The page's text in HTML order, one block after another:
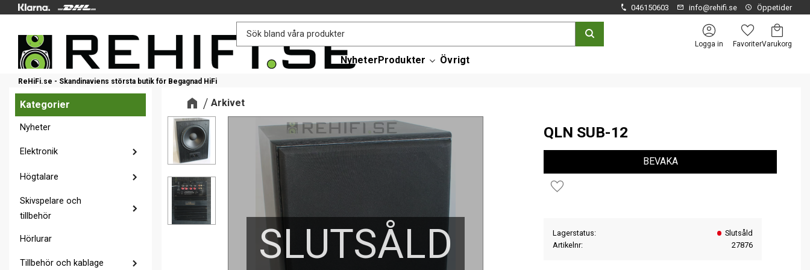
046150603 info@rehifi.se Öppetider
ReHiFi.se - Skandinaviens största butik för Begagnad HiFi
Logga in
Favoriter
Kundvagn
NyheterProdukter Övrigt
Arkivet
QLN SUB-12
SLUTSÅLD
Lägg till i favoriter
BEVAKA
Lagerstatus
Slutsåld
Artikelnr
27876
Kategorier
Nyheter
Elektronik
Högtalare
Skivspelare och
tillbehör
Hörlurar
Tillbehör och kablage